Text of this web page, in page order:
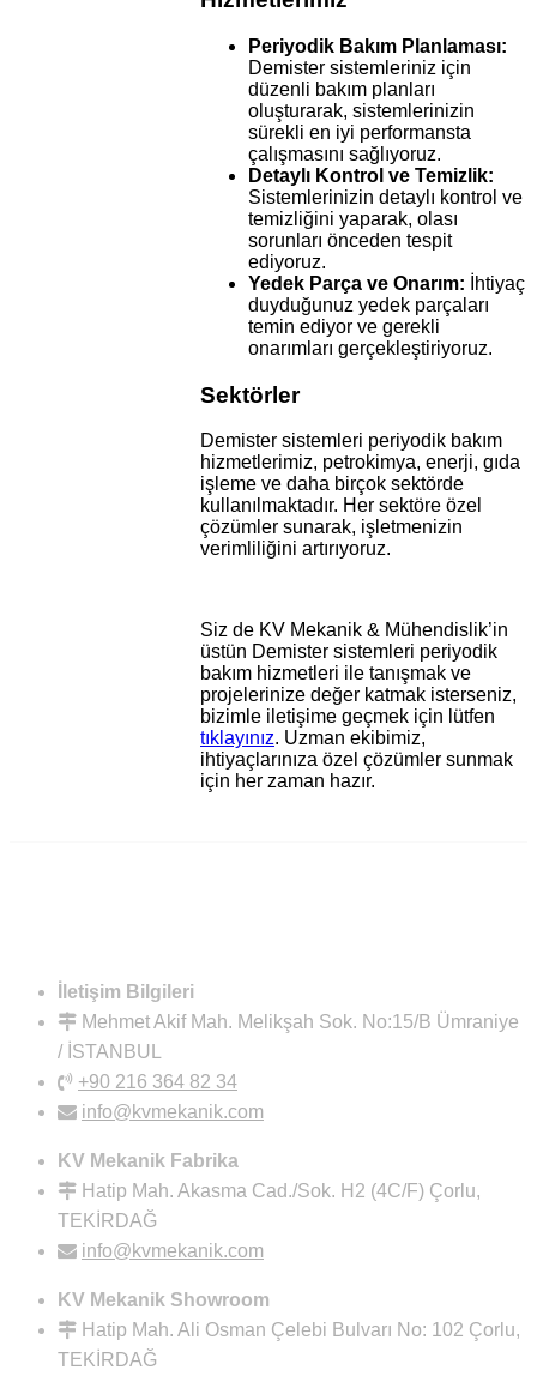
Periyodik Bakım Planlaması:
Demister sistemleriniz için
düzenli bakım planları
oluşturarak, sistemlerinizin
sürekli en iyi performansta
çalışmasını sağlıyoruz.
Detaylı Kontrol ve Temizlik:
Sistemlerinizin detaylı kontrol ve
temizliğini yaparak, olası
sorunları önceden tespit
ediyoruz.
Yedek Parça ve Onarım: İhtiyaç
duyduğunuz yedek parçaları
temin ediyor ve gerekli
onarımları gerçekleştiriyoruz.
Sektörler
Demister sistemleri periyodik bakım
hizmetlerimiz, petrokimya, enerji, gıda
işleme ve daha birçok sektörde
kullanılmaktadır. Her sektöre özel
çözümler sunarak, işletmenizin
verimliliğini artırıyoruz.
Siz de KV Mekanik & Mühendislik’in
üstün Demister sistemleri periyodik
bakım hizmetleri ile tanışmak ve
projelerinize değer katmak isterseniz,
bizimle iletişime geçmek için lütfen
tıklayınız. Uzman ekibimiz,
ihtiyaçlarınıza özel çözümler sunmak
için her zaman hazır.
İletişim Bilgileri
Mehmet Akif Mah. Melikşah Sok. No:15/B Ümraniye
/ İSTANBUL
+90 216 364 82 34
info@kvmekanik.com
KV Mekanik Fabrika
Hatip Mah. Akasma Cad./Sok. H2 (4C/F) Çorlu,
TEKİRDAĞ
info@kvmekanik.com
KV Mekanik Showroom
Hatip Mah. Ali Osman Çelebi Bulvarı No: 102 Çorlu,
TEKİRDAĞ